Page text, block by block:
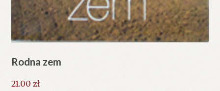
Rodna zem
21.00 zł